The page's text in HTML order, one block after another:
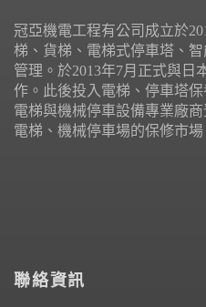
冠亞機電工程有公司成立於
梯、貨梯、電梯式停車塔、
管理。於2013年7月正式與日
作。此後投入電梯、停車塔
電梯與機械停車設備專業廠
電梯、機械停車場的保修市場
聯絡資訊